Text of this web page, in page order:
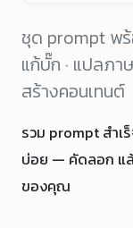
ชุด prompt พร้
แก้บั๊ก · แปลภา
สร้างคอนเทนต์
รวม prompt สำเ
บ่อย — คัดลอก แ
ของคุณ